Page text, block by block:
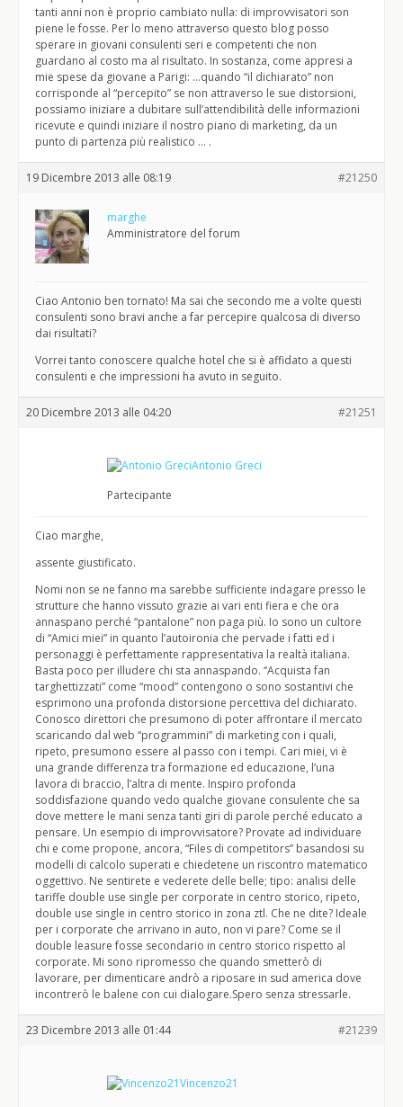
tanti anni non è proprio cambiato nulla: di improvvisatori son
piene le fosse. Per lo meno attraverso questo blog posso
sperare in giovani consulenti seri e competenti che non
guardano al costo ma al risultato. In sostanza, come appresi a
mie spese da giovane a Parigi: …quando “il dichiarato” non
corrisponde al “percepito” se non attraverso le sue distorsioni,
possiamo iniziare a dubitare sull’attendibilità delle informazioni
ricevute e quindi iniziare il nostro piano di marketing, da un
punto di partenza più realistico … .
19 Dicembre 2013 alle 08:19 #21250
marghe
Amministratore del forum
Ciao Antonio ben tornato! Ma sai che secondo me a volte questi
consulenti sono bravi anche a far percepire qualcosa di diverso
dai risultati?
Vorrei tanto conoscere qualche hotel che si è affidato a questi
consulenti e che impressioni ha avuto in seguito.
20 Dicembre 2013 alle 04:20 #21251
Antonio Greci
Partecipante
Ciao marghe,
assente giustificato.
Nomi non se ne fanno ma sarebbe sufficiente indagare presso le
strutture che hanno vissuto grazie ai vari enti fiera e che ora
annaspano perché “pantalone” non paga più. Io sono un cultore
di “Amici miei” in quanto l’autoironia che pervade i fatti ed i
personaggi è perfettamente rappresentativa la realtà italiana.
Basta poco per illudere chi sta annaspando. “Acquista fan
targhettizzati” come “mood” contengono o sono sostantivi che
esprimono una profonda distorsione percettiva del dichiarato.
Conosco direttori che presumono di poter affrontare il mercato
scaricando dal web “programmini” di marketing con i quali,
ripeto, presumono essere al passo con i tempi. Cari miei, vi è
una grande differenza tra formazione ed educazione, l’una
lavora di braccio, l’altra di mente. Inspiro profonda
soddisfazione quando vedo qualche giovane consulente che sa
dove mettere le mani senza tanti giri di parole perché educato a
pensare. Un esempio di improvvisatore? Provate ad individuare
chi e come propone, ancora, “Files di competitors” basandosi su
modelli di calcolo superati e chiedetene un riscontro matematico
oggettivo. Ne sentirete e vederete delle belle; tipo: analisi delle
tariffe double use single per corporate in centro storico, ripeto,
double use single in centro storico in zona ztl. Che ne dite? Ideale
per i corporate che arrivano in auto, non vi pare? Come se il
double leasure fosse secondario in centro storico rispetto al
corporate. Mi sono ripromesso che quando smetterò di
lavorare, per dimenticare andrò a riposare in sud america dove
incontrerò le balene con cui dialogare.Spero senza stressarle.
23 Dicembre 2013 alle 01:44 #21239
Vincenzo21